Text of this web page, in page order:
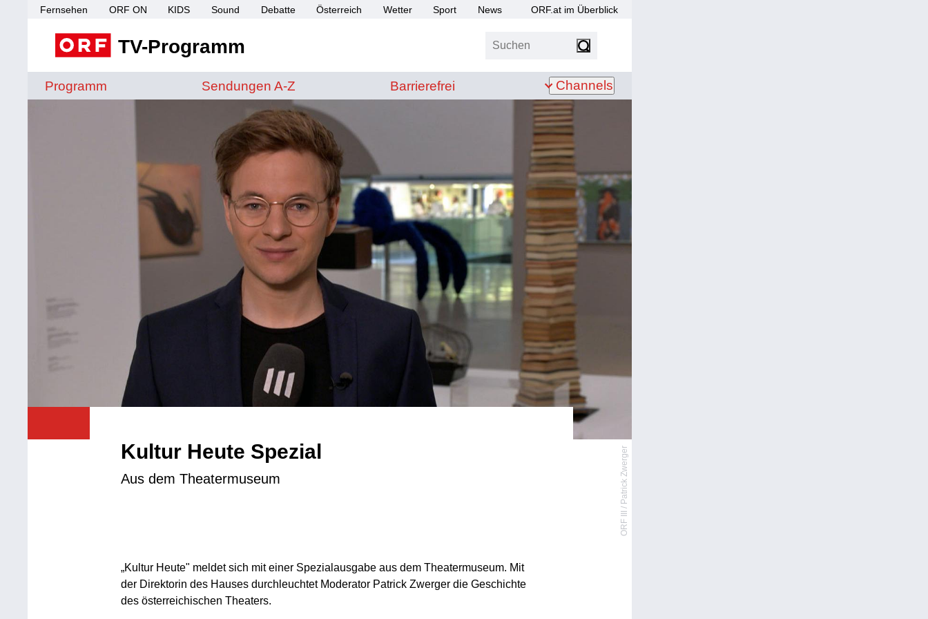
Fernsehen ORF ON KIDS Sound Debatte Österreich Wetter Sport News ORF.at im Überblick
TV-Programm Suchen
Programm Sendungen von A bis Z
Sendungen A-Z Barrierefrei
Barrierefrei Channels
ORF III / Patrick Zwerger
Kultur Heute Spezial
Aus dem Theatermuseum
„Kultur Heute" meldet sich mit einer Spezialausgabe aus dem Theatermuseum. Mit
der Direktorin des Hauses durchleuchtet Moderator Patrick Zwerger die Geschichte
des österreichischen Theaters.